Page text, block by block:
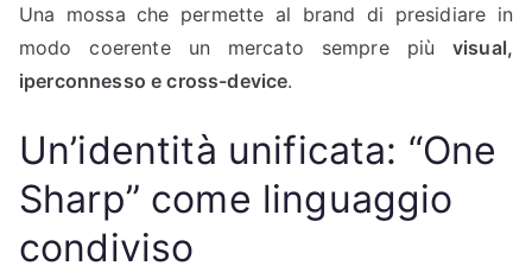
Una mossa che permette al brand di presidiare in
modo coerente un mercato sempre più visual,
iperconnesso e cross-device.
Un’identità unificata: “One
Sharp” come linguaggio
condiviso